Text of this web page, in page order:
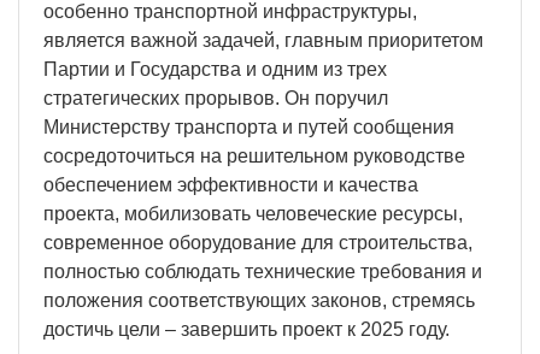
особенно транспортной инфраструктуры,
является важной задачей, главным приоритетом
Партии и Государства и одним из трех
стратегических прорывов. Он поручил
Министерству транспорта и путей сообщения
сосредоточиться на решительном руководстве
обеспечением эффективности и качества
проекта, мобилизовать человеческие ресурсы,
современное оборудование для строительства,
полностью соблюдать технические требования и
положения соответствующих законов, стремясь
достичь цели – завершить проект к 2025 году.